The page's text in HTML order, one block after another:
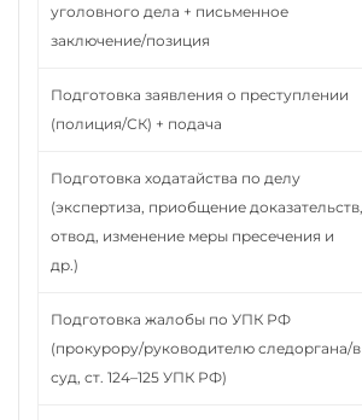
уголовного дела + письменное
заключение/позиция
Подготовка заявления о преступлении
(полиция/СК) + подача
Подготовка ходатайства по делу
(экспертиза, приобщение доказательств,
отвод, изменение меры пресечения и
др.)
Подготовка жалобы по УПК РФ
(прокурору/руководителю следоргана/в
суд, ст. 124–125 УПК РФ)